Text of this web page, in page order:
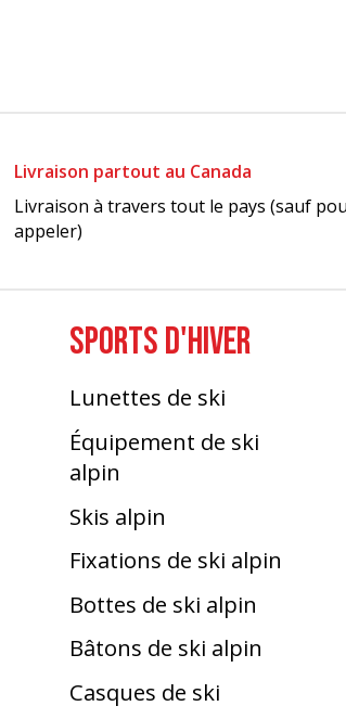
Livraison partout au Canada
Livraison à travers tout le pays (sauf
appeler)
SPORTS D'HIVER
Lunettes de ski
Équipement de ski
alpin
Skis alpin
Fixations de ski alpin
Bottes de ski alpin
Bâtons de ski alpin
Casques de ski